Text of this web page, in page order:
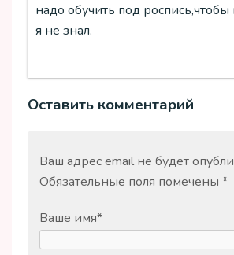
надо обучить под роспись,чтобы
я не знал.
Оставить комментарий
Ваш адрес email не будет
Обязательные поля помечены *
Ваше имя*